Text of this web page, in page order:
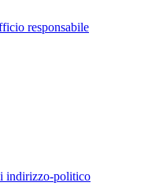
responsabile
indirizzo-politico